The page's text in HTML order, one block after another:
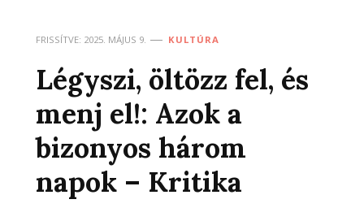
FRISSÍTVE: 2025. MÁJUS 9. KULTÚRA
Légyszi, öltözz fel, és
menj el!: Azok a
bizonyos három
napok – Kritika